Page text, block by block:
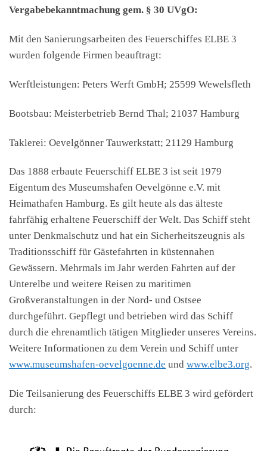
Vergabebekanntmachung gem. § 30 UVgO:
Mit den Sanierungsarbeiten des Feuerschiffes ELBE 3
wurden folgende Firmen beauftragt:
Werftleistungen: Peters Werft GmbH; 25599 Wewelsfleth
Bootsbau: Meisterbetrieb Bernd Thal; 21037 Hamburg
Taklerei: Oevelgönner Tauwerkstatt; 21129 Hamburg
Das 1888 erbaute Feuerschiff ELBE 3 ist seit 1979
Eigentum des Museumshafen Oevelgönne e.V. mit
Heimathafen Hamburg. Es gilt heute als das älteste
fahrfähig erhaltene Feuerschiff der Welt. Das Schiff steht
unter Denkmalschutz und hat ein Sicherheitszeugnis als
Traditionsschiff für Gästefahrten in küstennahen
Gewässern. Mehrmals im Jahr werden Fahrten auf der
Unterelbe und weitere Reisen zu maritimen
Großveranstaltungen in der Nord- und Ostsee
durchgeführt. Gepflegt und betrieben wird das Schiff
durch die ehrenamtlich tätigen Mitglieder unseres Vereins.
Weitere Informationen zu dem Verein und Schiff unter
www.museumshafen-oevelgoenne.de und www.elbe3.org.
Die Teilsanierung des Feuerschiffs ELBE 3 wird gefördert
durch: